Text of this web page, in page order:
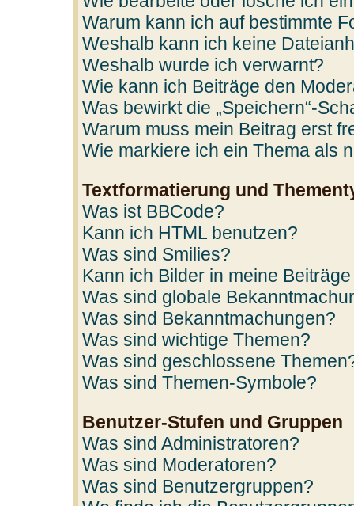
Warum kann ich auf bestimmte
Weshalb kann ich keine
Weshalb wurde ich verwarnt?
Wie kann ich Beiträge den
Was bewirkt die „Speichern“-
Warum muss mein Beitrag erst
Wie markiere ich ein Thema als
Textformatierung und
Was ist BBCode?
Kann ich HTML benutzen?
Was sind Smilies?
Kann ich Bilder in meine
Was sind globale
Was sind Bekanntmachungen?
Was sind wichtige Themen?
Was sind geschlossene
Was sind Themen-Symbole?
Benutzer-Stufen und Gruppen
Was sind Administratoren?
Was sind Moderatoren?
Was sind Benutzergruppen?